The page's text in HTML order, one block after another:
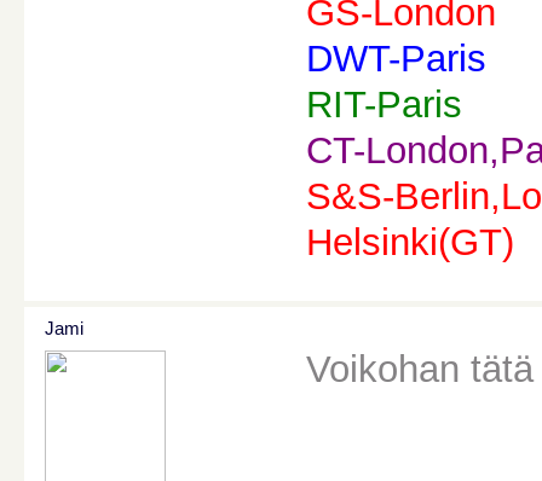
GS-London
DWT-Paris
RIT-Paris
CT-
S&S-
Helsinki(GT)
Jami
Voikohan